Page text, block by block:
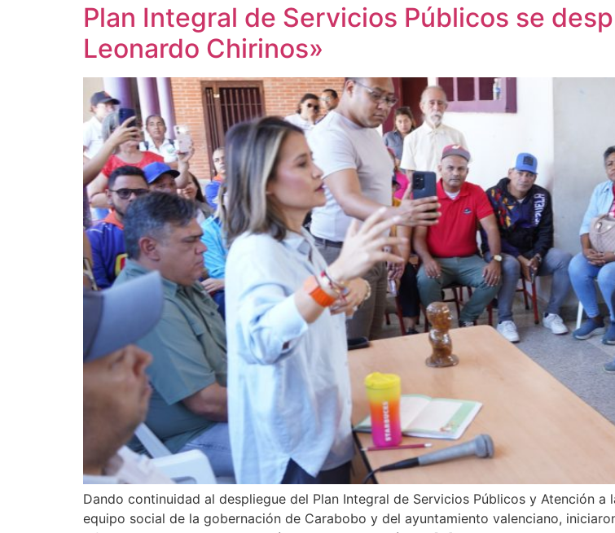
Plan Integral de Servicios Públicos se
Leonardo Chirinos»
Dando continuidad al despliegue del Plan Integral de Servicios Públicos y Atención
equipo social de la gobernación de Carabobo y del ayuntamiento valenciano,